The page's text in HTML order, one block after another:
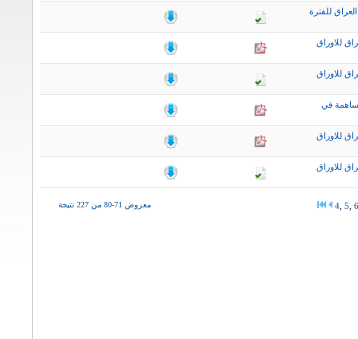
للفترة
للاوراق
للاوراق
في
للاوراق
للاوراق
معروض 71-80 من 227 نتيجة 4 5 6